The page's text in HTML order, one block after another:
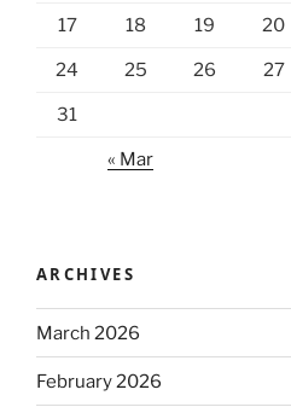
17 18 19 20
24 25 26 27
31
« Mar
ARCHIVES
March 2026
February 2026